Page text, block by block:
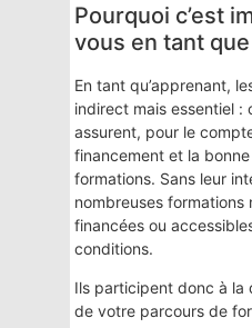
Pourquoi c’est
vous en tant
En tant qu’apprenant,
indirect mais essentiel :
assurent, pour le
financement et la
formations. Sans leur
nombreuses
financées ou
conditions.
Ils participent donc à la
de votre parcours de